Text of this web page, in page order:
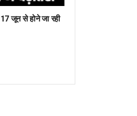
जून से होने जा रही